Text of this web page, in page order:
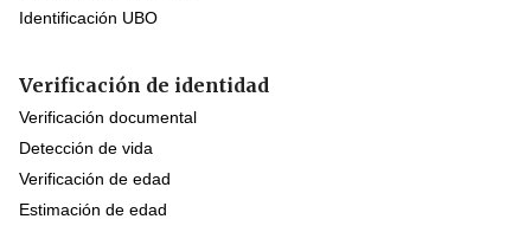
Identificación UBO
Verificación de identidad
Verificación documental
Detección de vida
Verificación de edad
Estimación de edad